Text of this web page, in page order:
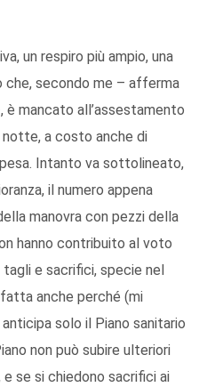
un respiro più ampio, una
che, secondo me – afferma
è mancato all’assestamento
a costo anche di
Intanto va sottolineato,
il numero appena
manovra con pezzi della
hanno contribuito al voto
e sacrifici, specie nel
anche perché (mi
solo il Piano sanitario
non può subire ulteriori
e se si chiedono sacrifici ai